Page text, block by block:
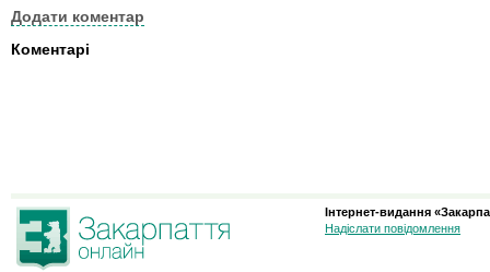
Додати коментар
Коментарі
Інтернет-видання
Надіслати повідомлення